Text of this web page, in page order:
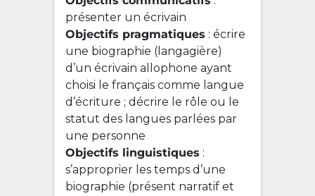
présenter un écrivain
Objectifs pragmatiques : écrire
une biographie (langagière)
d’un écrivain allophone ayant
choisi le français comme langue
d’écriture ; décrire le rôle ou le
statut des langues parlées par
une personne
Objectifs linguistiques :
s’approprier les temps d’une
biographie (présent narratif et